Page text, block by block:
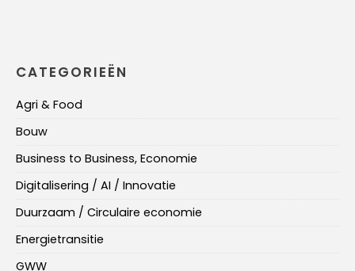
CATEGORIEËN
Agri & Food
Bouw
Business to Business, Economie
Digitalisering / AI / Innovatie
Duurzaam / Circulaire economie
Energietransitie
GWW